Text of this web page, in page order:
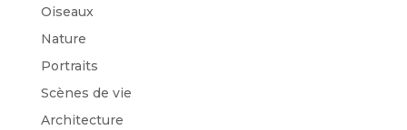
Oiseaux
Nature
Portraits
Scènes de vie
Architecture